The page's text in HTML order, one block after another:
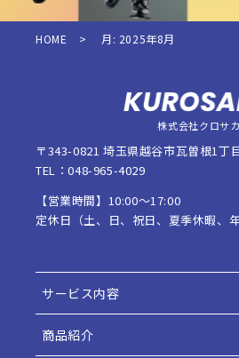
HOME > 月: 2025年8月
株式会社クロサカ
〒343-0821 埼玉県越谷市瓦曽根1丁
TEL：048-965-4029
【営業時間】10:00〜17:00
定休日（土、日、祝日、夏季休暇、年
サービス内容
商品紹介